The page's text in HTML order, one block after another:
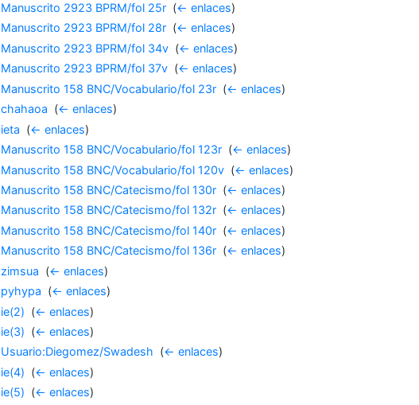
Manuscrito 2923 BPRM/fol 25r (← enlaces)
Manuscrito 2923 BPRM/fol 28r (← enlaces)
Manuscrito 2923 BPRM/fol 34v (← enlaces)
Manuscrito 2923 BPRM/fol 37v (← enlaces)
Manuscrito 158 BNC/Vocabulario/fol 23r (← enlaces)
chahaoa (← enlaces)
ieta (← enlaces)
Manuscrito 158 BNC/Vocabulario/fol 123r (← enlaces)
Manuscrito 158 BNC/Vocabulario/fol 120v (← enlaces)
Manuscrito 158 BNC/Catecismo/fol 130r (← enlaces)
Manuscrito 158 BNC/Catecismo/fol 132r (← enlaces)
Manuscrito 158 BNC/Catecismo/fol 140r (← enlaces)
Manuscrito 158 BNC/Catecismo/fol 136r (← enlaces)
zimsua (← enlaces)
pyhypa (← enlaces)
ie(2) (← enlaces)
ie(3) (← enlaces)
Usuario:Diegomez/Swadesh (← enlaces)
ie(4) (← enlaces)
ie(5) (← enlaces)